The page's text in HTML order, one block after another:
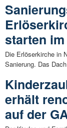
starten
Die Erlöserkirche in
Sanierung. Das
erhält
auf der